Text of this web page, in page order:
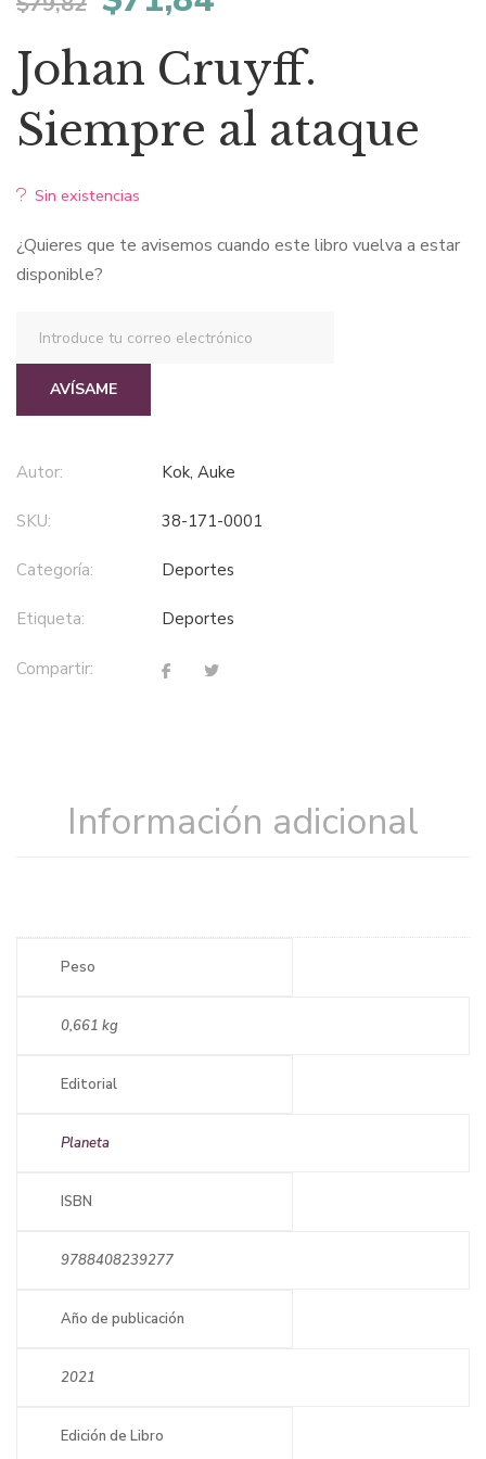
precio
era:
$79,82.
precio
actual
es:
Johan Cruyff.
Siempre al ataque
Sin existencias
¿Quieres que te avisemos cuando este libro vuelva a estar
disponible?
AVÍSAME
Autor: Kok, Auke
SKU: 38-171-0001
Categoría: deportes
Etiqueta: deportes
Compartir:
Información adicional
Peso
0,661 kg
Editorial
Planeta
ISBN
9788408239277
Año de publicación
2021
Edición de Libro